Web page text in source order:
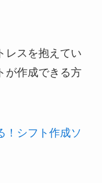
レスを抱えてい
が作成できる方
！シフト作成ソ